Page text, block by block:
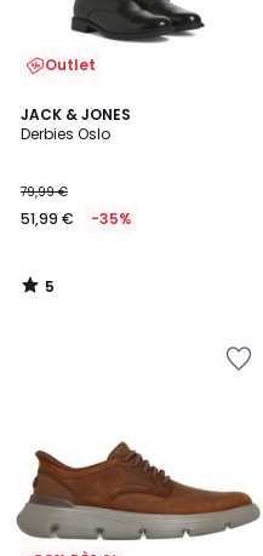
Outlet
JACK & JONES
Derbies Oslo
79,99 €
51,99 € -35%
5
/
5
/